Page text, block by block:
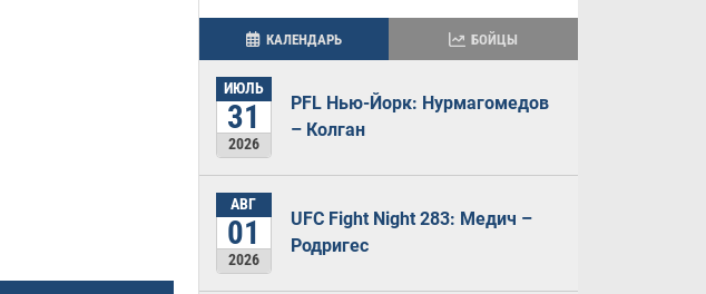
КАЛЕНДАРЬ БОЙЦЫ
ИЮЛЬ
31
2026
PFL Нью-Йорк: Нурмагомедов
– Колган
АВГ
01
2026
UFC Fight Night 283: Медич –
Родригес